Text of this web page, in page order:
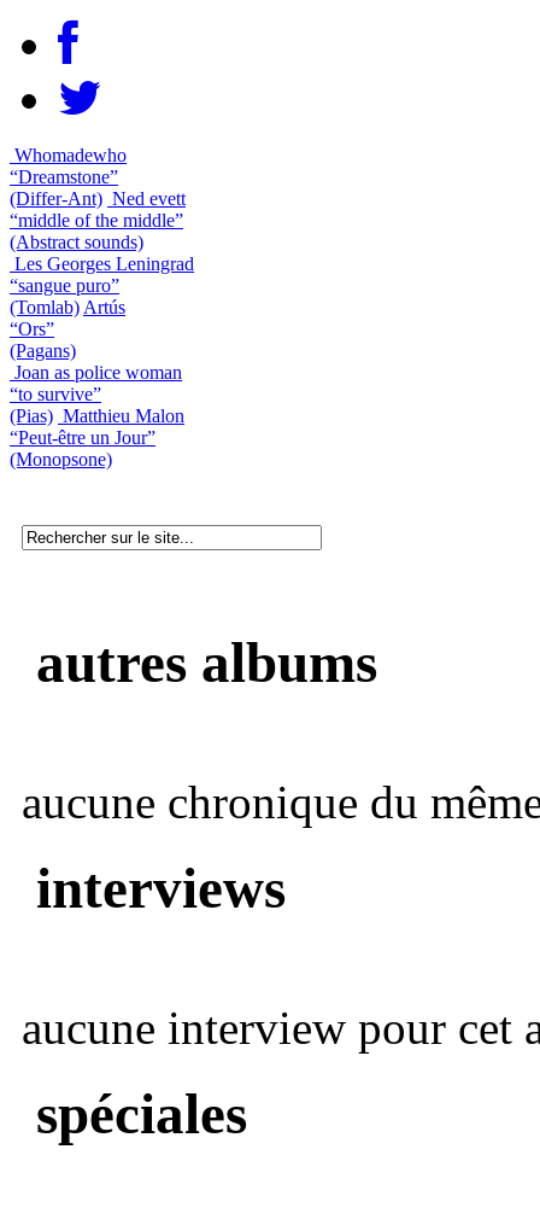
Whomadewho
“Dreamstone”
(Differ-Ant) Ned evett
“middle of the middle”
(Abstract sounds)
Les Georges Leningrad
“sangue puro”
(Tomlab) Artús
“Ors”
(Pagans)
Joan as police woman
“to survive”
(Pias) Matthieu Malon
“Peut-être un Jour”
(Monopsone)
autres albums
aucune chronique du
interviews
aucune interview pour cet
spéciales